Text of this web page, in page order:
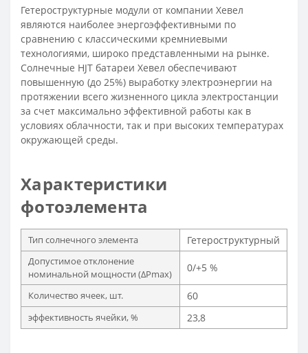
Гетероструктурные модули от компании Хевел
являются наиболее энергоэффективными по
сравнению с классическими кремниевыми
технологиями, широко представленными на рынке.
Солнечные HJT батареи Хевел обеспечивают
повышенную (до 25%) выработку электроэнергии на
протяжении всего жизненного цикла электростанции
за счет максимально эффективной работы как в
условиях облачности, так и при высоких температурах
окружающей среды.
Характеристики
фотоэлемента
Тип солнечного элемента Гетероструктурный
Допустимое отклонение
номинальной мощности (∆Pmax)
0/+5 %
Количество ячеек, шт. 60
эффективность ячейки, % 23,8